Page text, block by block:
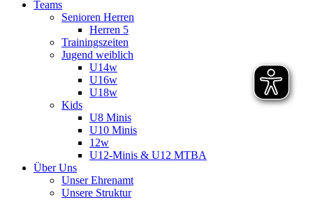
Teams
Senioren Herren
Herren 5
Trainingszeiten
Jugend weiblich
U14w
U16w
U18w
Kids
U8 Minis
U10 Minis
12w
U12-Minis & U12 MTBA
Über Uns
Unser Ehrenamt
Unsere Struktur